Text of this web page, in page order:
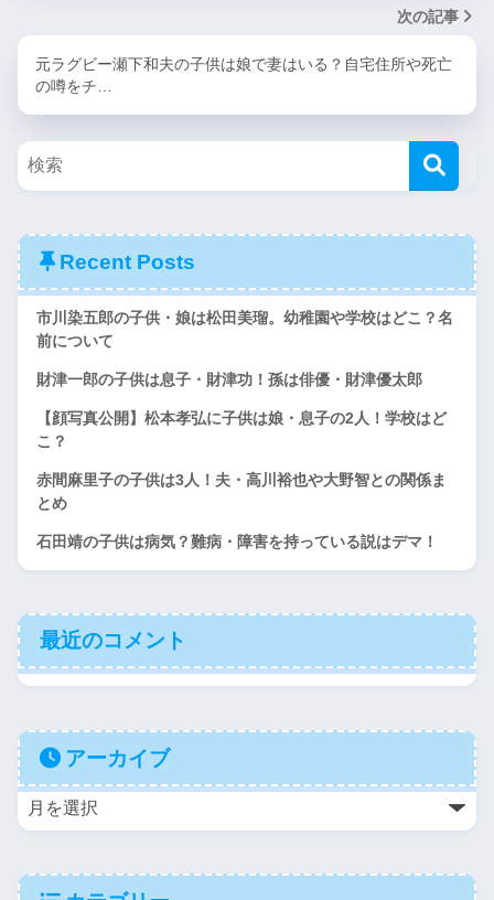
次の記事
元ラグビー瀬下和夫の子供は娘で妻はいる？自宅住所や死亡
の噂をチ…
Recent Posts
市川染五郎の子供・娘は松田美瑠。幼稚園や学校はどこ？名
前について
財津一郎の子供は息子・財津功！孫は俳優・財津優太郎
【顔写真公開】松本孝弘に子供は娘・息子の2人！学校はど
こ？
赤間麻里子の子供は3人！夫・高川裕也や大野智との関係ま
とめ
石田靖の子供は病気？難病・障害を持っている説はデマ！
最近のコメント
アーカイブ